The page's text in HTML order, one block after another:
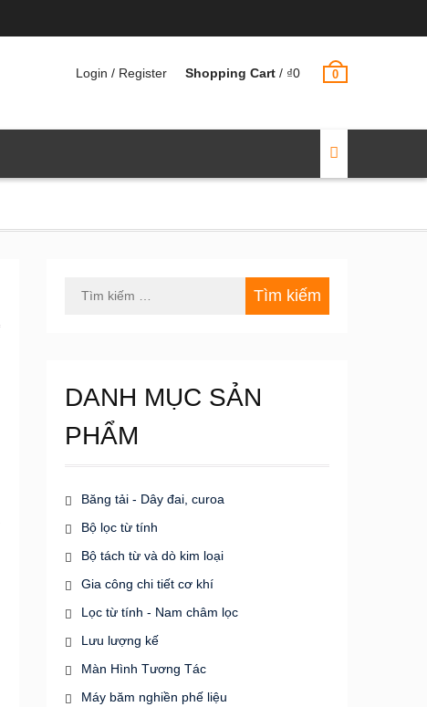
Login / Register Shopping Cart / ₫0 0
kiếm
DANH MỤC SẢN
PHẨM
Băng tải - Dây đai, curoa
Bộ lọc từ tính
Bộ tách từ và dò kim loại
Gia công chi tiết cơ khí
Lọc từ tính - Nam châm lọc
Lưu lượng kế
Màn Hình Tương Tác
Máy băm nghiền phế liệu